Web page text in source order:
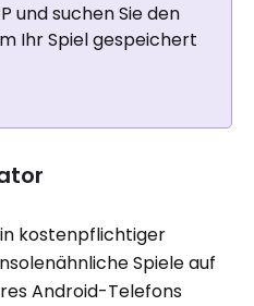
und suchen Sie den
Ihr Spiel gespeichert
kostenpflichtiger
Spiele auf
Android-Telefons